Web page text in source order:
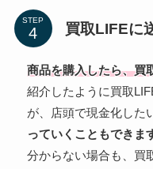
STEP
買取LIFEに
商品を購入したら、買
紹介したように買取
が、店頭で現金化した
っていくこともできま
分からない場合も、買